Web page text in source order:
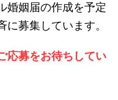
婚姻届の作成を予定
に募集しています。
応募をお待ちしてい